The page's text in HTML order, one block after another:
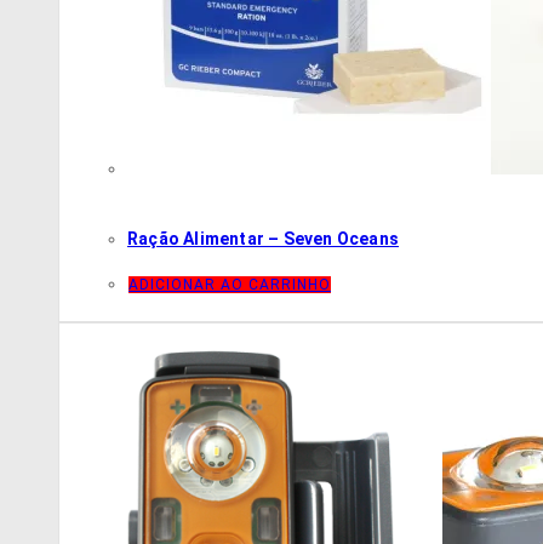
Ração Alimentar – Seven Oceans
ADICIONAR AO CARRINHO